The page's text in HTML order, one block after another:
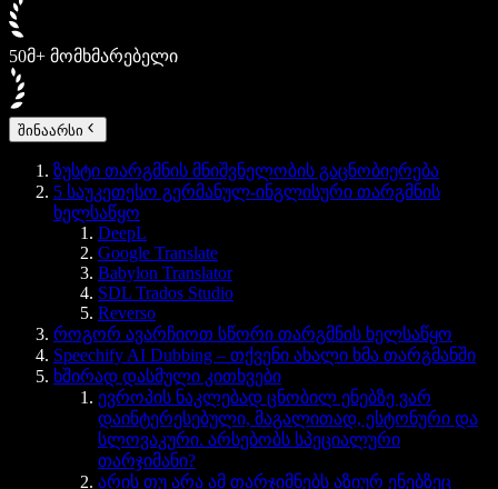
50მ+ მომხმარებელი
შინაარსი
ზუსტი თარგმნის მნიშვნელობის გაცნობიერება
5 საუკეთესო გერმანულ-ინგლისური თარგმნის
ხელსაწყო
DeepL
Google Translate
Babylon Translator
SDL Trados Studio
Reverso
როგორ ავარჩიოთ სწორი თარგმნის ხელსაწყო
Speechify AI Dubbing – თქვენი ახალი ხმა თარგმანში
ხშირად დასმული კითხვები
ევროპის ნაკლებად ცნობილ ენებზე ვარ
დაინტერესებული, მაგალითად, ესტონური და
სლოვაკური. არსებობს სპეციალური
თარჯიმანი?
არის თუ არა ამ თარჯიმნებს აზიურ ენებზეც